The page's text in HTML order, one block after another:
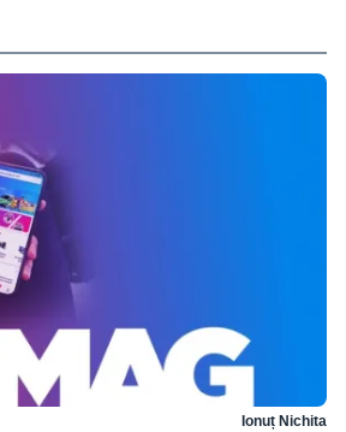
Ionuț Nichita